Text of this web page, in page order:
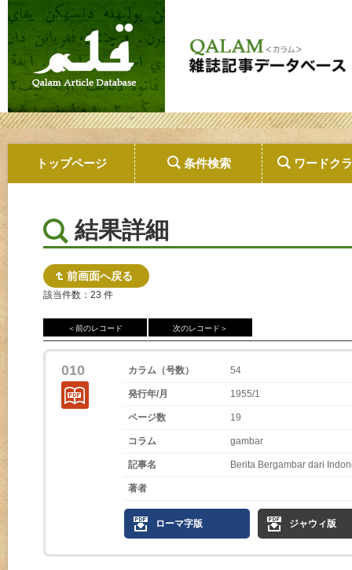
トップページ 条件検索 ワードク
結果詳細
前画面へ戻る
該当件数：23 件
＜前のレコード 次のレコード＞
010 カラム（号数） 54
発行年/月 1955/1
ページ数 19
コラム gambar
記事名 Berita Bergambar dari
著者
ローマ字版 ジャウィ版